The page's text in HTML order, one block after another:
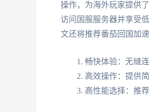
操作，为海外玩家提供
访问国服服务器并享受
文还将推荐番茄回国加
畅快体验：无缝
高效操作：提供
高性能选择：推